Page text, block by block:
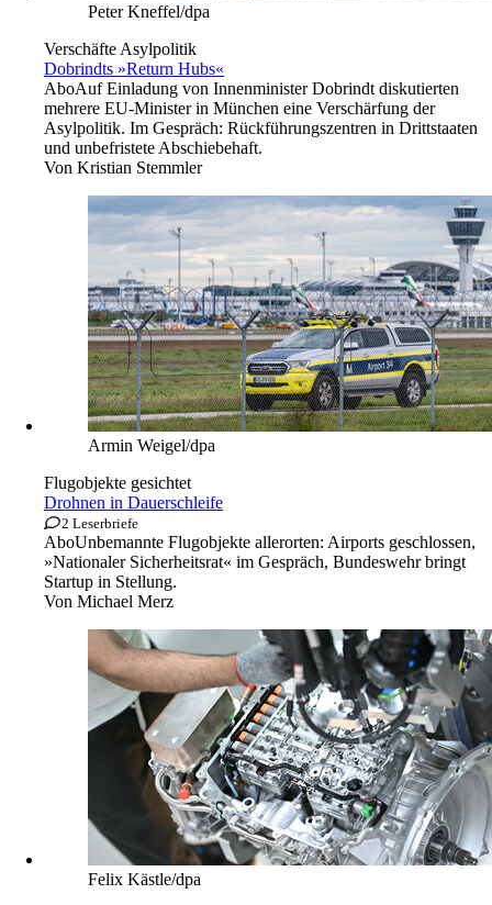
Peter Kneffel/dpa
Verschäfte Asylpolitik
Dobrindts »Return Hubs«
AboAuf Einladung von Innenminister Dobrindt diskutierten
mehrere EU-Minister in München eine Verschärfung der
Asylpolitik. Im Gespräch: Rückführungszentren in Drittstaaten
und unbefristete Abschiebehaft.
Von Kristian Stemmler
Armin Weigel/dpa
Flugobjekte gesichtet
Drohnen in Dauerschleife
2 Leserbriefe
AboUnbemannte Flugobjekte allerorten: Airports geschlossen,
»Nationaler Sicherheitsrat« im Gespräch, Bundeswehr bringt
Startup in Stellung.
Von Michael Merz
Felix Kästle/dpa